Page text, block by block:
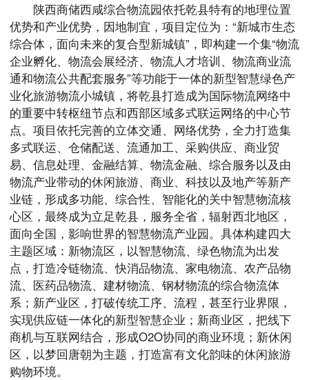
陕西商储西咸综合物流园依托乾县特有的地理位置
优势和产业优势，因地制宜，项目定位为：“新城市生态
综合体，面向未来的复合型新城镇”，即构建一个集“物流
企业孵化、物流会展经济、物流人才培训、物流商业流
通和物流公共配套服务”等功能于一体的新型智慧绿色产
业化旅游物流小城镇，将乾县打造成为国际物流网络中
的重要中转枢纽节点和西部区域多式联运网络的中心节
点。项目依托完善的立体交通、网络优势，全力打造集
多式联运、仓储配送、流通加工、采购供应、商业贸
易、信息处理、金融结算、物流金融、综合服务以及由
物流产业带动的休闲旅游、商业、科技以及地产等新产
业链，形成多功能、综合性、智能化的关中智慧物流核
心区，最终成为立足乾县，服务全省，辐射西北地区，
面向全国，影响世界的智慧物流产业园。具体构建四大
主题区域：新物流区，以智慧物流、绿色物流为出发
点，打造冷链物流、快消品物流、家电物流、农产品物
流、医药品物流、建材物流、钢材物流的综合物流体
系；新产业区，打破传统工序、流程，甚至行业界限，
实现供应链一体化的新型智慧企业；新商业区，把线下
商机与互联网结合，形成O2O协同的商业环境；新休闲
区，以梦回唐朝为主题，打造富有文化韵味的休闲旅游
购物环境。